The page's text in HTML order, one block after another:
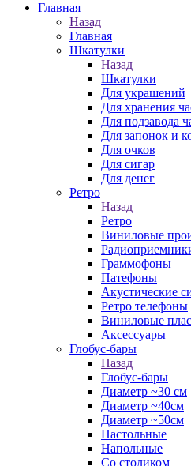
Главная
Назад
Главная
Шкатулки
Назад
Шкатулки
Для украшений
Для хранения
Для подзавода
Для запонок и
Для очков
Для сигар
Для денег
Ретро
Назад
Ретро
Виниловые
Граммофоны
Патефоны
Акустические
Ретро телефоны
Виниловые
Аксессуары
Глобус-бары
Назад
Глобус-бары
Диаметр ~30 см
Диаметр ~40см
Диаметр ~50см
Настольные
Напольные
Со столиком